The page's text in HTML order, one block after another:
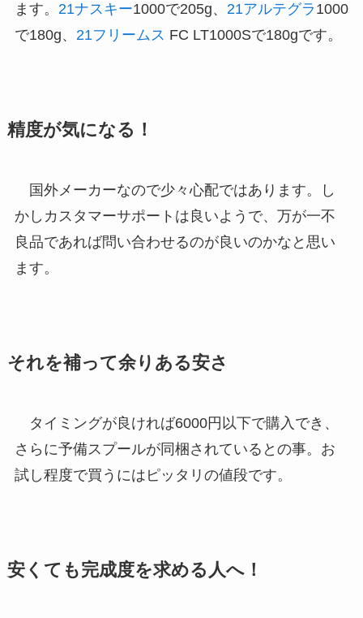
ます。 21ナスキー1000で205g、 21アルテグラ 1000
で180g、 21フリームス FC LT1000Sで180gです。
精度が気になる！
国外メーカーなので少々心配ではあります。し
かしカスタマーサポートは良いようで、万が一不
良品であれば問い合わせるのが良いのかなと思い
ます。
それを補って余りある安さ
タイミングが良ければ6000円以下で購入でき、
さらに予備スプールが同梱されているとの事。お
試し程度で買うにはピッタリの値段です。
安くても完成度を求める人へ！